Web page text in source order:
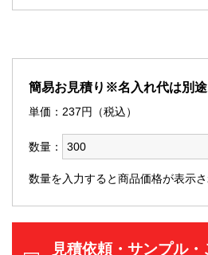
簡易お見積り※名入れ代は別途
単価： 237円（税込）
数量：
数量を入力すると商品価格が表示
見積依頼・サンプル